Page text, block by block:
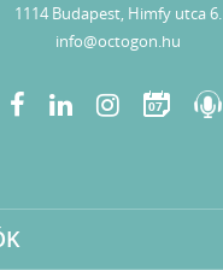
1114 Budapest, Himfy utca 6.
info@octogon.hu
07